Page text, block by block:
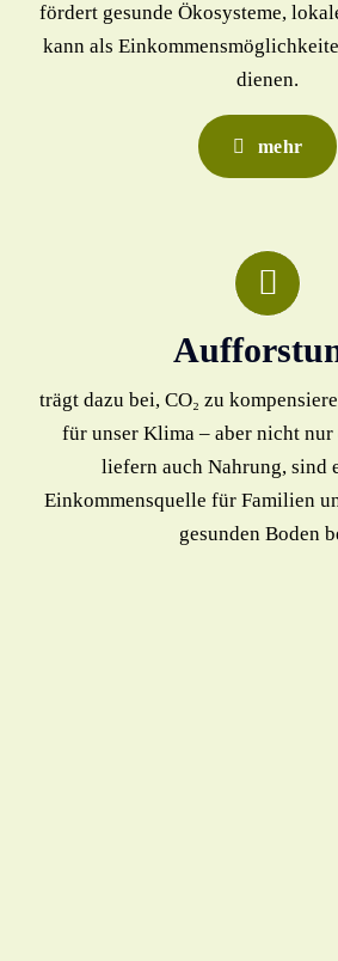
fördert gesunde Ökosysteme,
kann als
dienen.
mehr
trägt dazu bei, CO₂ zu
für unser Klima – aber nicht nur
liefern auch Nahrung, sind
Einkommensquelle für Familien
gesunden Boden